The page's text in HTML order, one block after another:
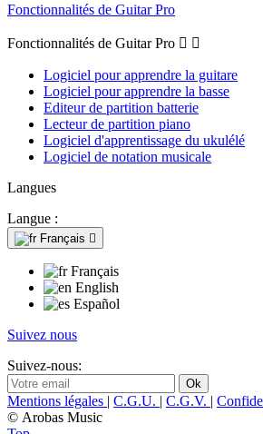
Fonctionnalités de Guitar Pro
Fonctionnalités de Guitar Pro  
Logiciel pour apprendre la guitare
Logiciel pour apprendre la basse
Editeur de partition batterie
Lecteur de partition piano
Logiciel d'apprentissage du ukulélé
Logiciel de notation musicale
Langues
Langue :
Français 
Français
English
Español
Suivez nous
Suivez-nous:
Mentions légales | C.G.U. | C.G.V. |
© Arobas Music